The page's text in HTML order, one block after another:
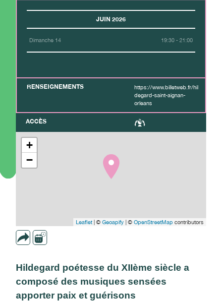
JUIN 2026
Dimanche 14 19:30 - 21:00
RENSEIGNEMENTS
https://www.billetweb.fr/hil
degard-saint-aignan-
orleans
ACCÈS
+
−
Leaflet| © Geoapify | © OpenStreetMap contributors
Hildegard poétesse du XIIème siècle a
composé des musiques sensées
apporter paix et guérisons